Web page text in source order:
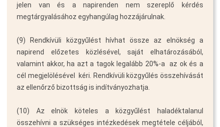
jelen van és a napirenden nem szereplő kérdés
megtárgyalásához egyhangúlag hozzájárulnak.
(9) Rendkívüli közgyűlést hívhat össze az elnökség a
napirend előzetes közlésével, saját elhatározásából,
valamint akkor, ha azt a tagok legalább 20%-a  az ok és a
cél megjelölésével  kéri. Rendkívüli közgyűlés összehívását
az ellenőrző bizottság is indítványozhatja.
(10) Az elnök köteles a közgyűlést haladéktalanul
összehívni a szükséges intézkedések megtétele céljából,